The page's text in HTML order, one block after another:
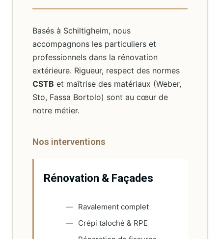
Basés à Schiltigheim, nous
accompagnons les particuliers et
professionnels dans la rénovation
extérieure. Rigueur, respect des normes
CSTB et maîtrise des matériaux (Weber,
Sto, Fassa Bortolo) sont au cœur de
notre métier.
Nos interventions
Rénovation & Façades
Ravalement complet
Crépi taloché & RPE